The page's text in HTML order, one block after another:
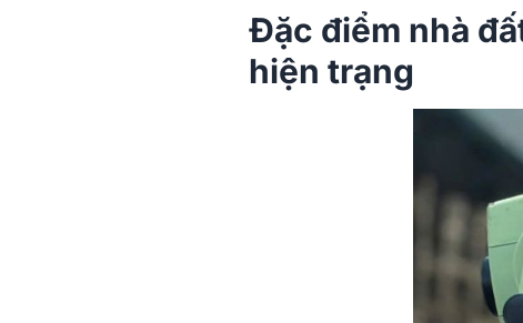
Đặc điểm nhà
hiện trạng